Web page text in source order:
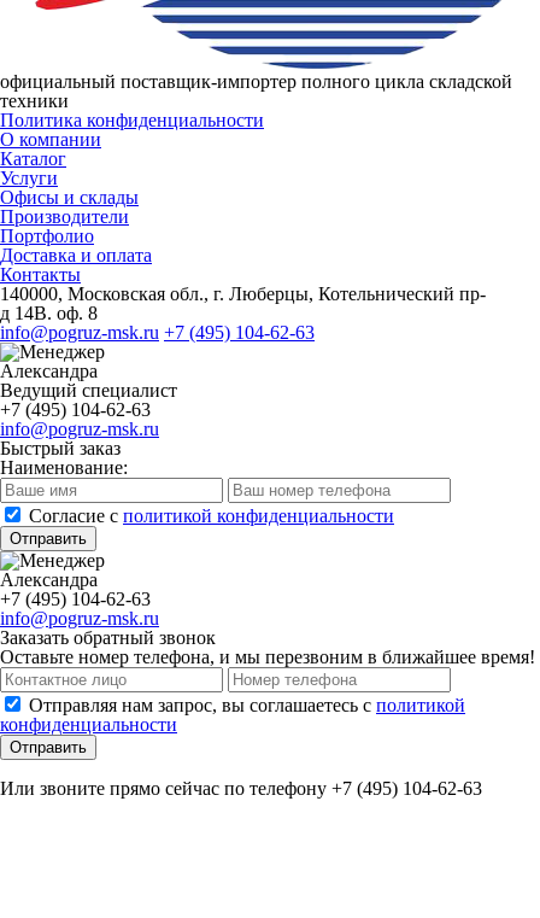
официальный поставщик-импортер полного цикла складской
техники
Политика конфиденциальности
О компании
Каталог
Услуги
Офисы и склады
Производители
Портфолио
Доставка и оплата
Контакты
140000, Московская обл., г. Люберцы, Котельнический пр-
д 14В. оф. 8
info@pogruz-msk.ru +7 (495) 104-62-63
Александра
Ведущий специалист
+7 (495) 104-62-63
info@pogruz-msk.ru
Быстрый заказ
Наименование:
Cогласие с политикой конфиденциальности
Отправить
Александра
+7 (495) 104-62-63
info@pogruz-msk.ru
Заказать обратный звонок
Оставьте номер телефона, и мы перезвоним в ближайшее время!
Отправляя нам запрос, вы соглашаетесь с политикой
конфиденциальности
Отправить
Или звоните прямо сейчас по телефону +7 (495) 104-62-63